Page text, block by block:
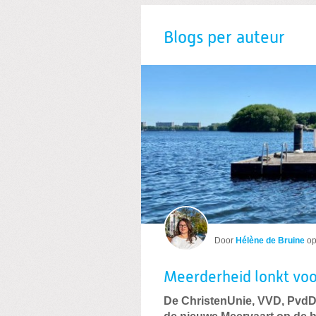
Blogs per auteur
Door Hélène de Bruine
Meerderheid lonkt
De ChristenUnie, VVD,